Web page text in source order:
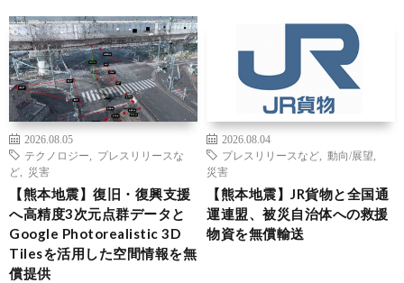
2026.08.05
テクノロジー
プレスリリースな
ど
災害
【熊本地震】復旧・復興支援
へ高精度3次元点群データと
Google Photorealistic 3D
Tilesを活用した空間情報を無
償提供
2026.08.04
プレスリリースなど
動向/展望
災害
【熊本地震】JR貨物と全国通
運連盟、被災自治体への救援
物資を無償輸送